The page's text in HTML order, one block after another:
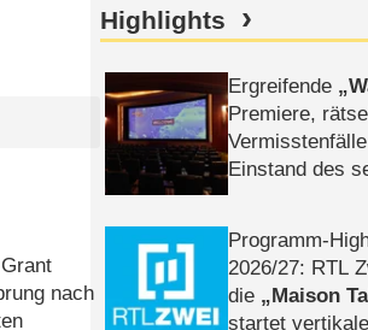
nach
Highlights
Ergreifende
Premiere,
Einstand des
Programm-
2026/​27: RTL
die
Maison
startet